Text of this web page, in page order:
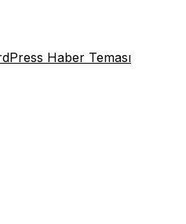
Haber Teması